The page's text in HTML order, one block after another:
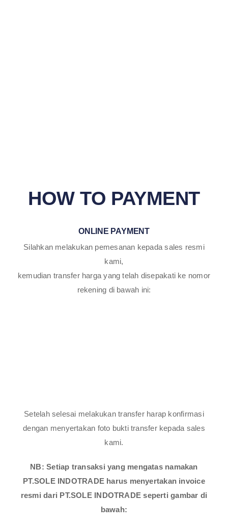
HOW TO PAYMENT
ONLINE PAYMENT
Silahkan melakukan pemesanan kepada sales resmi
kami,
kemudian transfer harga yang telah disepakati ke nomor
rekening di bawah ini:
Setelah selesai melakukan transfer harap konfirmasi
dengan menyertakan foto bukti transfer kepada sales
kami.
NB: Setiap transaksi yang mengatas namakan
PT.SOLE INDOTRADE harus menyertakan invoice
resmi dari PT.SOLE INDOTRADE seperti gambar di
bawah: